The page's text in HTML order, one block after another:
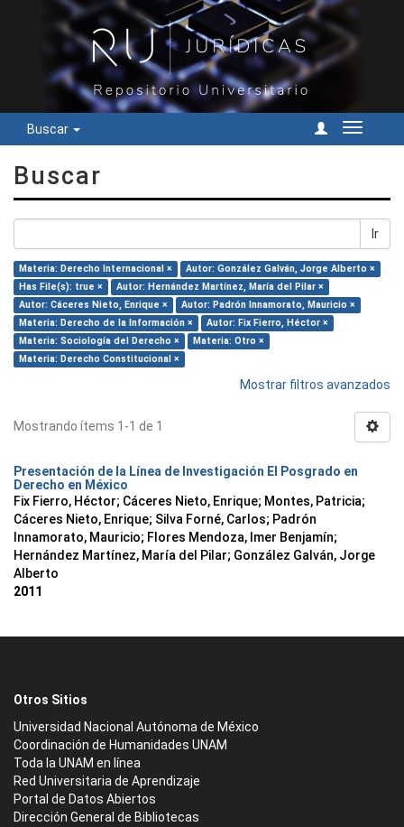
Buscar
Cambiar
Buscar
Ir
Materia: Derecho Internacional ×
Autor: González Galván, Jorge Alberto ×
Has File(s): true ×
Autor: Hernández Martínez, María del Pilar ×
Autor: Cáceres Nieto, Enrique ×
Autor: Padrón Innamorato, Mauricio ×
Materia: Derecho de la Información ×
Autor: Fix Fierro, Héctor ×
Materia: Sociología del Derecho ×
Materia: Otro ×
Materia: Derecho Constitucional ×
Mostrar filtros avanzados
Mostrando ítems 1-1 de 1
Presentación de la Línea de Investigación El Posgrado en
Derecho en México
Fix Fierro, Héctor; Cáceres Nieto, Enrique; Montes, Patricia;
Cáceres Nieto, Enrique; Silva Forné, Carlos; Padrón
Innamorato, Mauricio; Flores Mendoza, Imer Benjamín;
Hernández Martínez, María del Pilar; González Galván, Jorge
Alberto
2011
Otros Sitios
Universidad Nacional Autónoma de México
Coordinación de Humanidades UNAM
Toda la UNAM en línea
Red Universitaria de Aprendizaje
Portal de Datos Abiertos
Dirección General de Bibliotecas